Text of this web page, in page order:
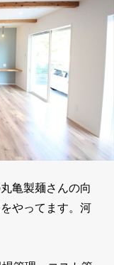
亀製麺さんの向
やってます。河